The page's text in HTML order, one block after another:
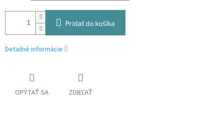
Pridať do košíka
Detailné informácie
OPÝTAŤ SA ZDIEĽAŤ